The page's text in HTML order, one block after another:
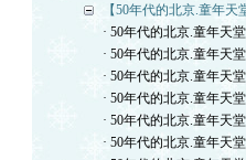
【50年代的北京.童年天
· 50年代的北京.童年天
· 50年代的北京.童年天堂
· 50年代的北京.童年天堂
· 50年代的北京.童年天堂
· 50年代的北京.童年天堂
· 50年代的北京.童年天堂